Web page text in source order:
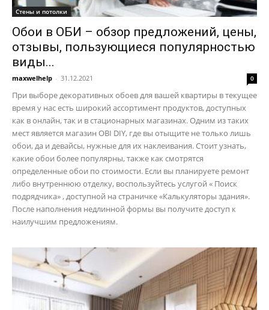
Стены и потолки
Обои в ОБИ – обзор предложений, цены,
отзывы, пользующиеся популярностью
виды...
maxwelhelp - 31.12.2021 0
При выборе декоративных обоев для вашей квартиры в текущее
время у нас есть широкий ассортимент продуктов, доступных
как в онлайн, так и в стационарных магазинах. Одним из таких
мест является магазин OBI DIY, где вы отыщите не только лишь
обои, да и девайсы, нужные для их наклеивания. Стоит узнать,
какие обои более популярны, также как смотрятся
определенные обои по стоимости. Если вы планируете ремонт
либо внутреннюю отделку, воспользуйтесь услугой « Поиск
подрядчика» , доступной на страничке «Калькуляторы здания».
После наполнения недлинной формы вы получите доступ к
наилучшим предложениям.